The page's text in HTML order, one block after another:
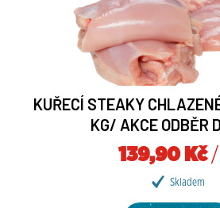
KUŘECÍ STEAKY
KG/ AKCE ODBĚR
139,90 Kč
Skladem